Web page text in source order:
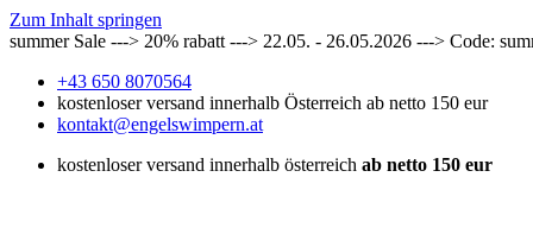
Zum Inhalt springen
summer Sale ---> 20% rabatt ---> 22.05. - 26.05.2026 ---> Code:
+43 650 8070564
kostenloser versand innerhalb Österreich ab netto 150 eur
kontakt@engelswimpern.at
kostenloser versand innerhalb österreich ab netto 150 eur